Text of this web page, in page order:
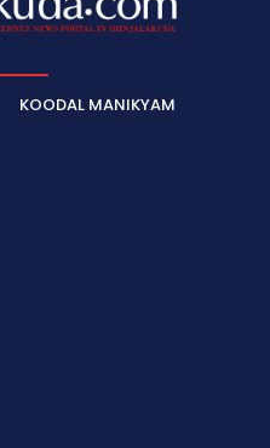
KOODAL MANIKYAM